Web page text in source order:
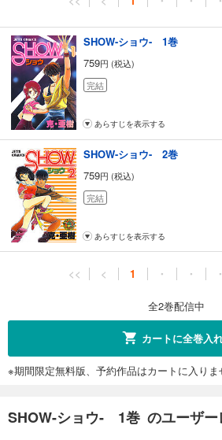
SHOW-ショウ- 1巻
759円 (税込)
完結
あらすじを表示する
SHOW-ショウ- 2巻
759円 (税込)
完結
あらすじを表示する
<< < 1 ・ ・ ・
全2巻配信中
カートに全巻入
※期間限定無料版、予約作品はカートに入りま
SHOW-ショウ- 1巻 のユーザー